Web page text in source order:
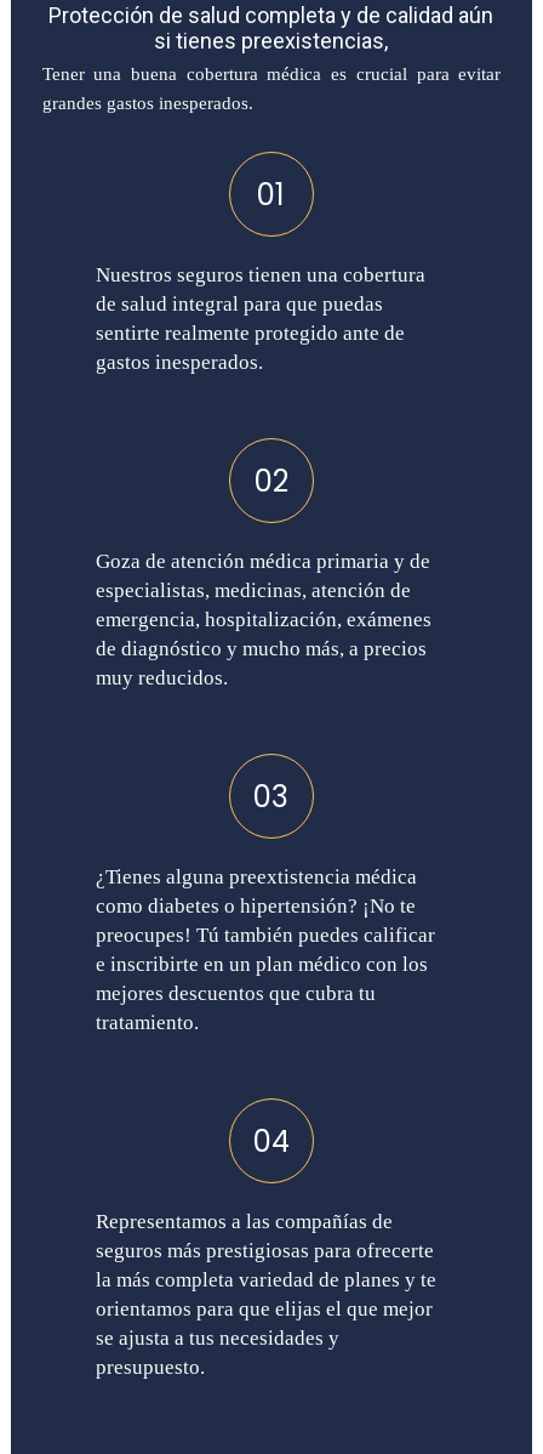
Protección de salud completa y de calidad aún
si tienes preexistencias,
Tener una buena cobertura médica es crucial para evitar
grandes gastos inesperados.
01
Nuestros seguros tienen una cobertura
de salud integral para que puedas
sentirte realmente protegido ante de
gastos inesperados.
02
Goza de atención médica primaria y de
especialistas, medicinas, atención de
emergencia, hospitalización, exámenes
de diagnóstico y mucho más, a precios
muy reducidos.
03
¿Tienes alguna preextistencia médica
como diabetes o hipertensión? ¡No te
preocupes! Tú también puedes calificar
e inscribirte en un plan médico con los
mejores descuentos que cubra tu
tratamiento.
04
Representamos a las compañías de
seguros más prestigiosas para ofrecerte
la más completa variedad de planes y te
orientamos para que elijas el que mejor
se ajusta a tus necesidades y
presupuesto.